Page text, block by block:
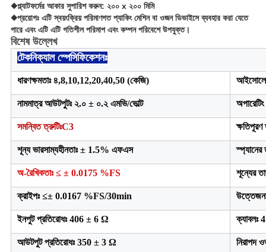
◆প্ল্যাটফর্মের আকার সুপারিশ করুন: ২০০ x ২০০ মিমি
◆প্রয়োগঃ এটি স্বয়ংক্রিয় পরিমাণগত প্যাকিং মেশিন বা ওজন ডিভাইসে ব্যবহার করা যেতে
পারে এবং এটি এটি গতিশীল পরিমাপ এবং কম্পন পরিবেশে উপযুক্ত।
বিশেষ উল্লেখ
টেকনিক্যাল স্পেসিফিকেশনঃ
ধারণক্ষমতাঃ ৪,8,10,12,20,40,50 (কেজি)
নামমাত্র আউটপুটঃ ২.০ ± ০.২ এমভি/ভোল্ট
সমন্বিত ত্রুটিঃC3 ক্ষতিপূরণ
শূন্য ভারসাম্যহীনতাঃ ± 1.5% এফএস
অ-রৈখিকতাঃ ≤ ± 0.0175 %FS শূন্যের
ক্রাইপঃ ≤± 0.0167 %FS/30min
ইনপুট প্রতিরোধঃ 406 ± 6 Ω ক্যাবলঃ
আউটপুট প্রতিরোধঃ 350 ± 3 Ω নিরাপদ